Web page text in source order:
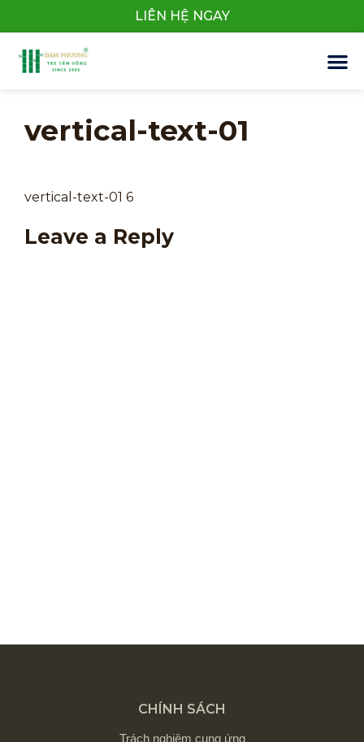
LIÊN HỆ NGAY
vertical-text-01
vertical-text-01 6
Leave a Reply
CHÍNH SÁCH
Trách nghiệm cung ứng